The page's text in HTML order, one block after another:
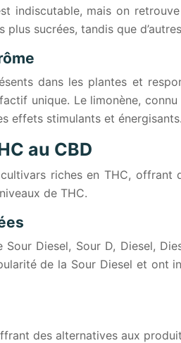
indiscutable, mais on
sucrées, tandis que
dans les plantes et
unique. Le limonène,
effets stimulants et
au CBD
riches en THC,
de THC.
Diesel, Sour D, Diesel,
de la Sour Diesel et ont
des alternatives aux